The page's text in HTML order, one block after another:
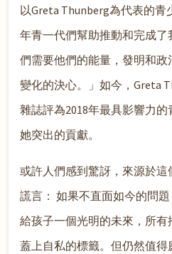
以Greta Thunberg為代表的
年青一代們幫助推動和完成
們需要他們的能量，發明和
變化的決心。」如今，Greta
雜誌評為2018年最具影響力
她突出的貢獻。
或許人們感到驚訝，來源於
謊言： 如果不直面如今的問
給孩子一個光明的未來，所
蓋上自私的標籤。但仍然值得